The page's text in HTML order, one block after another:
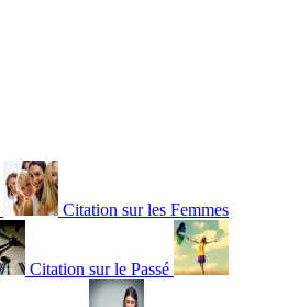
Citation sur les Femmes
Citation sur le Passé